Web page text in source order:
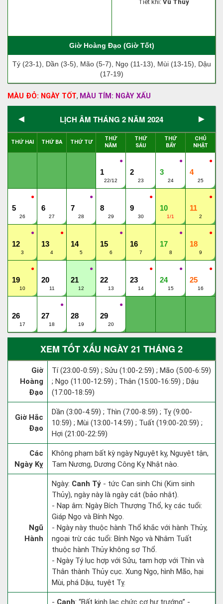
Tiết khí: Vũ Thủy
Giờ Hoàng Đạo (Giờ Tốt)
Tý (23-1), Dần (3-5), Mão (5-7), Ngọ (11-13), Mùi (13-15), Dậu
(17-19)
MÀU ĐỎ: NGÀY TỐT, MÀU TÍM: NGÀY XẤU
◄ LỊCH ÂM THÁNG 2 NĂM 2024 ►
THỨ HAI THỨ BA THỨ TƯ
THỨ
NĂM
THỨ
SÁU
THỨ
BẨY
CHỦ
NHẬT
●
1
22/12
2
23
●
3
24
●
4
25
●
5
26
6
27
●
7
28
8
29
●
9
30
10
1/1
●
11
2
●
12
3
●
13
4
14
5
●
15
6
16
7
●
17
8
●
18
9
●
19
10
20
11
●
21
12
22
13
●
23
14
●
24
15
●
25
16
26
17
●
27
18
28
19
●
29
20
XEM TỐT XẤU NGÀY 21 THÁNG 2
Giờ
Hoàng
Đạo
Tí (23:00-0:59) ; Sửu (1:00-2:59) ; Mão (5:00-6:59)
; Ngọ (11:00-12:59) ; Thân (15:00-16:59) ; Dậu
(17:00-18:59)
Giờ Hắc
Đạo
Dần (3:00-4:59) ; Thìn (7:00-8:59) ; Tỵ (9:00-
10:59) ; Mùi (13:00-14:59) ; Tuất (19:00-20:59) ;
Hợi (21:00-22:59)
Các
Ngày Kỵ
Không phạm bất kỳ ngày Nguyệt kỵ, Nguyệt tận,
Tam Nương, Dương Công Kỵ Nhật nào.
Ngũ
Hành
Ngày: Canh Tý - tức Can sinh Chi (Kim sinh
Thủy), ngày này là ngày cát (bảo nhật).
- Nạp âm: Ngày Bích Thượng Thổ, kỵ các tuổi:
Giáp Ngọ và Bính Ngọ.
- Ngày này thuộc hành Thổ khắc với hành Thủy,
ngoại trừ các tuổi: Bính Ngọ và Nhâm Tuất
thuộc hành Thủy không sợ Thổ.
- Ngày Tý lục hợp với Sửu, tam hợp với Thìn và
Thân thành Thủy cục. Xung Ngọ, hình Mão, hại
Mùi, phá Dậu, tuyệt Tỵ.
- Canh: “Bất kinh lạc chức cơ hư trướng” -